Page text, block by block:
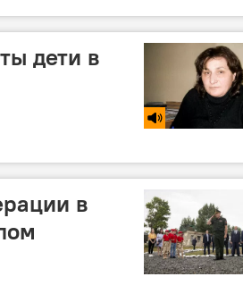
дети в
в